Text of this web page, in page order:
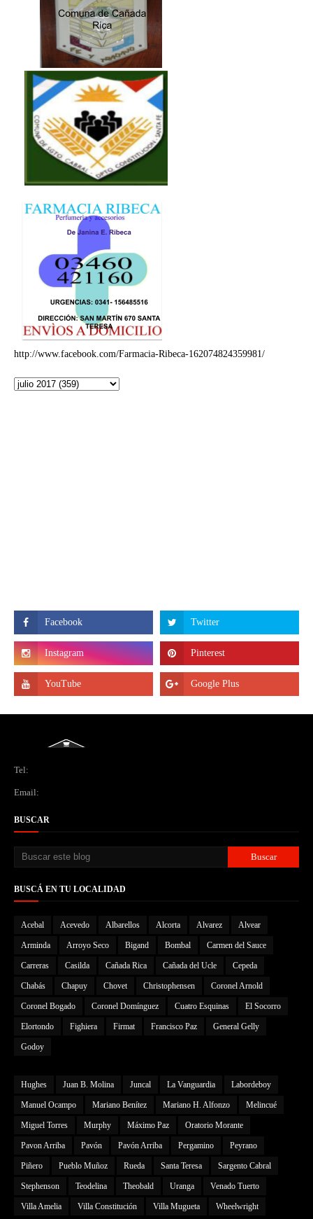
http://www.facebook.com/Farmacia-Ribeca-162074824359981/
Tel:
Email:
BUSCAR
BUSCÁ EN TU LOCALIDAD
Acebal Acevedo Albarellos Alcorta Alvarez Alvear
Arminda Arroyo Seco Bigand Bombal Carmen del Sauce
Carreras Casilda Cañada Rica Cañada del Ucle Cepeda
Chabás Chapuy Chovet Christophensen Coronel Arnold
Coronel Bogado Coronel Domínguez Cuatro Esquinas El Socorro
Elortondo Fighiera Firmat Francisco Paz General Gelly
Godoy
Hughes Juan B. Molina Juncal La Vanguardia Labordeboy
Manuel Ocampo Mariano Benítez Mariano H. Alfonzo Melincué
Miguel Torres Murphy Máximo Paz Oratorio Morante
Pavon Arriba Pavón Pavón Arriba Pergamino Peyrano
Piñero Pueblo Muñoz Rueda Santa Teresa Sargento Cabral
Stephenson Teodelina Theobald Uranga Venado Tuerto
Villa Amelia Villa Constitución Villa Mugueta Wheelwright